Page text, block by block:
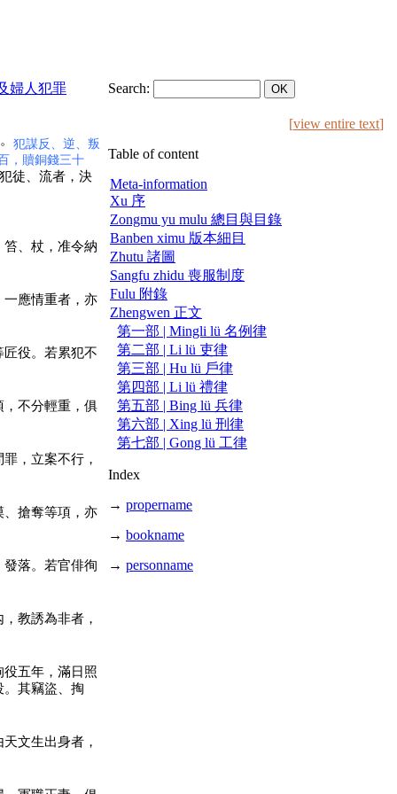
婦人犯罪 Search:
犯謀反、逆、叛
，贖銅錢三十
徒、流者，決
、杖，准令納
一應情重者，亦
役。若累犯不
，不分輕重，俱
，立案不行，
、搶奪等項，亦
落。若官俳徇
教誘為非者，
五年，滿日照
其竊盜、掏
文生出身者，
[view entire text]
Table of content
Meta-information
Xu 序
Zongmu yu mulu 總目與目錄
Banben ximu 版本細目
Zhutu 諸圖
Sangfu zhidu 喪服制度
Fulu 附錄
Zhengwen 正文
第一部 | Mingli lü 名例律
第二部 | Li lü 吏律
第三部 | Hu lü 戶律
第四部 | Li lü 禮律
第五部 | Bing lü 兵律
第六部 | Xing lü 刑律
第七部 | Gong lü 工律
Index
→ propername
→ bookname
→ personname